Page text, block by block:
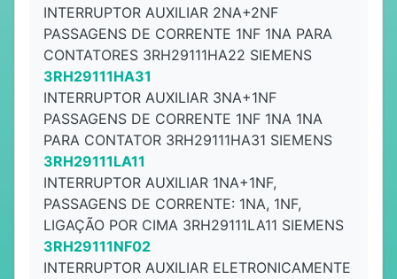
INTERRUPTOR AUXILIAR 2NA+2NF
PASSAGENS DE CORRENTE 1NF 1NA PARA
CONTATORES 3RH29111HA22 SIEMENS
3RH29111HA31
INTERRUPTOR AUXILIAR 3NA+1NF
PASSAGENS DE CORRENTE 1NF 1NA 1NA
PARA CONTATOR 3RH29111HA31 SIEMENS
3RH29111LA11
INTERRUPTOR AUXILIAR 1NA+1NF,
PASSAGENS DE CORRENTE: 1NA, 1NF,
LIGAÇÃO POR CIMA 3RH29111LA11 SIEMENS
3RH29111NF02
INTERRUPTOR AUXILIAR ELETRONICAMENTE